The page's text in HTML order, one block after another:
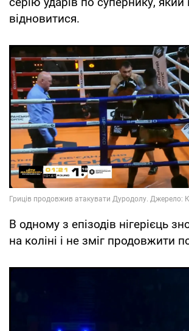
відновитися.
В одному з епізодів нігерієць
на коліні і не зміг продовжити